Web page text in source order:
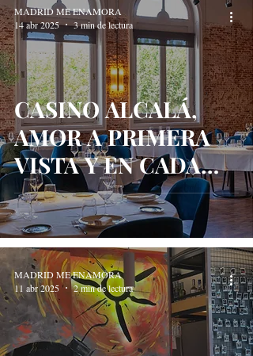
CASINO ALCALÁ,
AMOR A PRIMERA
VISTA Y EN CADA
BOCADO
MADRID ME ENAMORA
14 abr 2025
3 min de lectura
MADRID ME ENAMORA
11 abr 2025
2 min de lectura